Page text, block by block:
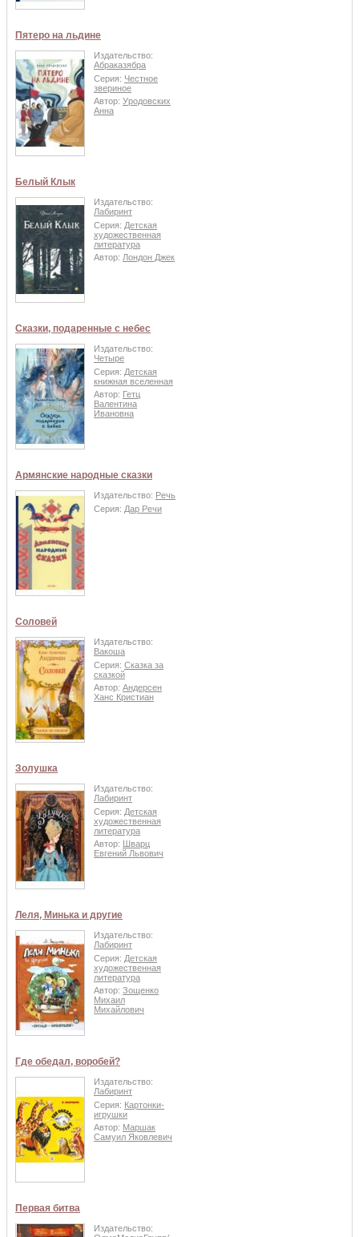
Пятеро на льдине
Издательство:
Абраказябра
Серия: Честное
звериное
Автор: Уродовских
Анна
Белый Клык
Издательство:
Лабиринт
Серия: Детская
художественная
литература
Автор: Лондон Джек
Сказки, подаренные с небес
Издательство:
Четыре
Серия: Детская
книжная вселенная
Автор: Гетц
Валентина
Ивановна
Армянские народные сказки
Издательство: Речь
Серия: Дар Речи
Соловей
Издательство:
Вакоша
Серия: Сказка за
сказкой
Автор: Андерсен
Ханс Кристиан
Золушка
Издательство:
Лабиринт
Серия: Детская
художественная
литература
Автор: Шварц
Евгений Львович
Леля, Минька и другие
Издательство:
Лабиринт
Серия: Детская
художественная
литература
Автор: Зощенко
Михаил
Михайлович
Где обедал, воробей?
Издательство:
Лабиринт
Серия: Картонки-
игрушки
Автор: Маршак
Самуил Яковлевич
Первая битва
Издательство: